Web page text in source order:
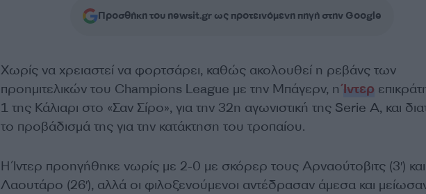
Προσθήκη του newsit.gr ως προτεινόμενη πηγή στην Google
Χωρίς να χρειαστεί να φορτσάρει, καθώς ακολουθεί η ρεβάνς των
προημιτελικών του Champions League με την Μπάγερν, ηΊντερ
1 της Κάλιαρι στο «Σαν Σίρο», για την 32η αγωνιστική της Serie A, και
το προβάδισμά της για την κατάκτηση του τροπαίου.
Η Ίντερ προηγήθηκε νωρίς με 2-0 με σκόρερ τους Αρναούτοβιτς (3′) και
Λαουτάρο (26′), αλλά οι φιλοξενούμενοι αντέδρασαν άμεσα και